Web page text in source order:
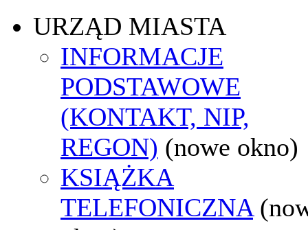
URZĄD MIASTA
INFORMACJE
PODSTAWOWE
(KONTAKT, NIP,
REGON) (nowe okno)
KSIĄŻKA
TELEFONICZNA